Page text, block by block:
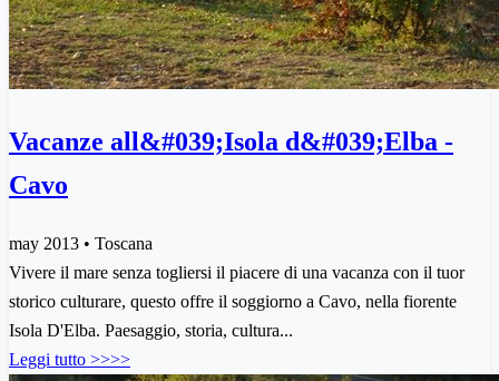
Vacanze all&#039;Isola d&#039;Elba -
Cavo
may 2013 • Toscana
Vivere il mare senza togliersi il piacere di una vacanza con il tuor
storico culturare, questo offre il soggiorno a Cavo, nella fiorente
Isola D'Elba. Paesaggio, storia, cultura...
Leggi tutto >>>>